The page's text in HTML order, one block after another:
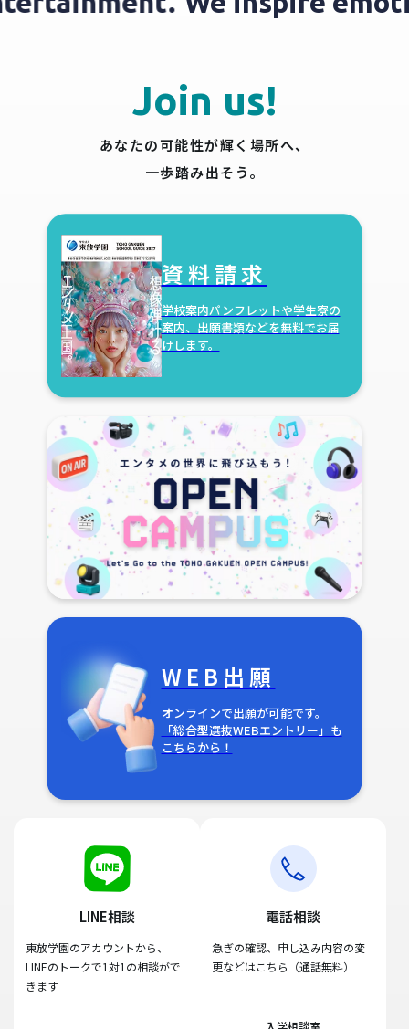
Join us!
あなたの可能性が輝く場所へ、
一歩踏み出そう。
資料請求
学校案内パンフレットや学生寮の
案内、出願書類などを無料でお届
けします。
WEB出願
オンラインで出願が可能です。
「総合型選抜WEBエントリー」も
こちらから！
LINE相談
東放学園のアカウントから、
LINEのトークで1対1の相談がで
きます
電話相談
急ぎの確認、申し込み内容の変
更などはこちら（通話無料）
入学相談室